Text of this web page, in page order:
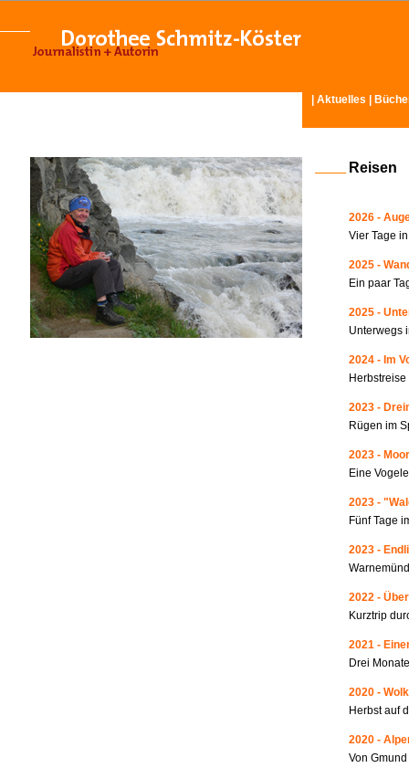
Aktuelles
Reisen
2026 -
Vier Tage
2025 -
Ein paar
2025 -
Unterwegs
2024 - Im
2023 -
Rügen im
2023 -
Eine
2023 -
Fünf Tage
2023 -
2022 -
Kurztrip
2021 -
Drei
2020 -
Herbst auf
2020 -
Von